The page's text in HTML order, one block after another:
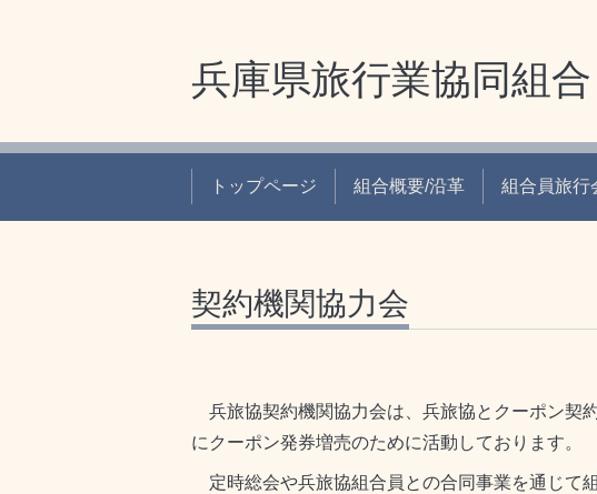
兵庫県旅行業協同組合
トップページ 組合概要/沿革 組合員旅行
契約機関協力会
兵旅協契約機関協力会は、兵旅協とクーポン契
にクーポン発券増売のために活動しております。
定時総会や兵旅協組合員との合同事業を通じて